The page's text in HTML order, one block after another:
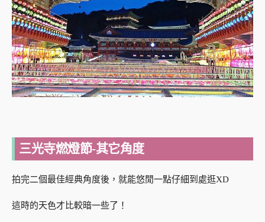
三光寺燃燈節-其它角度
拍完二個最佳經典角度後，就能悠閒一點仔細到處逛XD
這時的天色才比較暗一些了！